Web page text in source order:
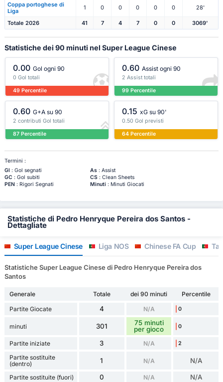
Coppa portoghese di
Liga
1 0 0 0 0 0 28'
Totale 2026 41 7 4 7 0 0 3069'
Statistiche dei 90 minuti nel Super League Cinese
0.00 Gol ogni 90
0 Gol totali
49 Percentile
0.60 Assist ogni 90
2 Assist totali
99 Percentile
0.60 G+A su 90
2 contributi Gol totali
87 Percentile
0.15 xG su 90'
0.50 Gol previsti
64 Percentile
Termini :
Gl : Gol segnati As: Assist
GC : Gol subiti CS: Clean Sheets
PEN: Rigori Segnati Minuti : Minuti Giocati
Statistiche di Pedro Henryque Pereira dos Santos -
Dettagliate
Super League Cinese Liga NOS Chinese FA Cup
Statistiche Super League Cinese di Pedro Henryque Pereira dos
Santos
Generale Totale dei 90 minuti
Percentile
Partite Giocate
4 N/A 0
minuti 301
75 minuti
per gioco
0
Partite iniziate 3 N/A 2
Partite sostituite
(dentro)
1 N/A N/A
Partite sostituite (fuori) 0 N/A N/A